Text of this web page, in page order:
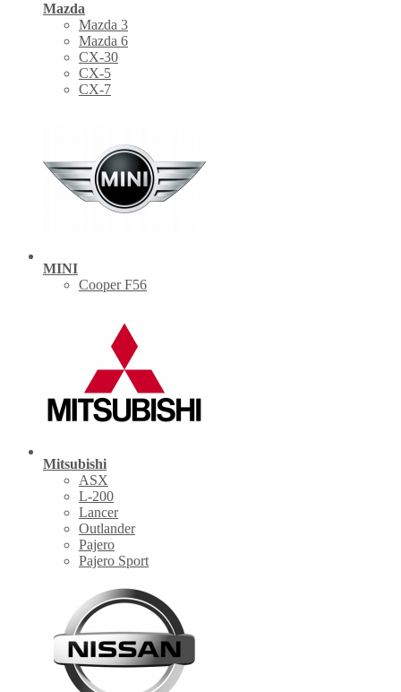
Mazda
Mazda 3
Mazda 6
CX-30
СХ-5
CX-7
MINI
Cooper F56
Mitsubishi
ASX
L-200
Lancer
Outlander
Pajero
Pajero Sport